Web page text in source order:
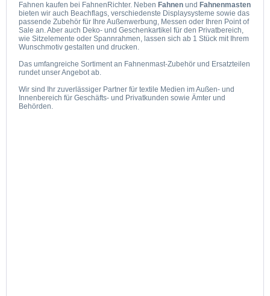
Fahnen kaufen bei FahnenRichter. Neben Fahnen und Fahnenmasten
bieten wir auch Beachflags, verschiedenste Displaysysteme sowie das
passende Zubehör für Ihre Außenwerbung, Messen oder Ihren Point of
Sale an. Aber auch Deko- und Geschenkartikel für den Privatbereich,
wie Sitzelemente oder Spannrahmen, lassen sich ab 1 Stück mit Ihrem
Wunschmotiv gestalten und drucken.
Das umfangreiche Sortiment an Fahnenmast-Zubehör und Ersatzteilen
rundet unser Angebot ab.
Wir sind Ihr zuverlässiger Partner für textile Medien im Außen- und
Innenbereich für Geschäfts- und Privatkunden sowie Ämter und
Behörden.